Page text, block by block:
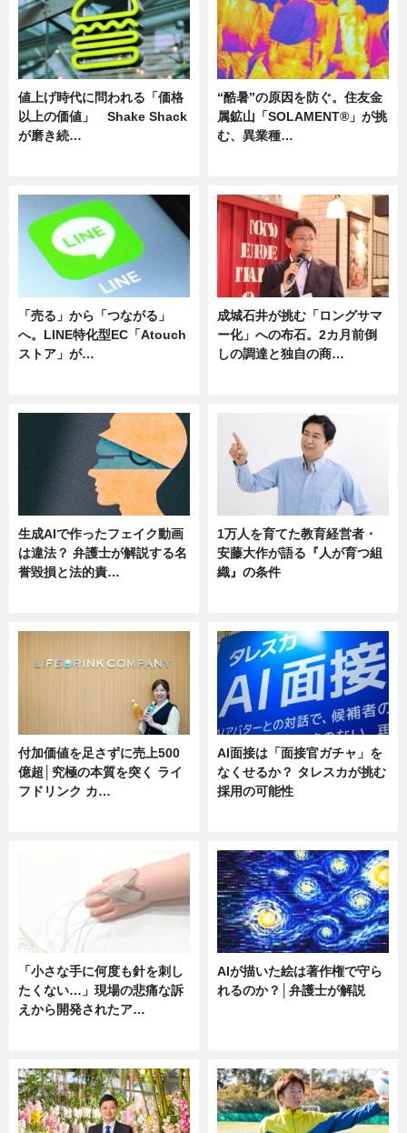
値上げ時代に問われる「価格
以上の価値」 Shake Shack
が磨き続…
“酷暑”の原因を防ぐ。住友金
属鉱山「SOLAMENT®」が挑
む、異業種…
「売る」から「つながる」
へ。LINE特化型EC「Atouch
ストア」が…
成城石井が挑む「ロングサマ
ー化」への布石。2カ月前倒
しの調達と独自の商…
生成AIで作ったフェイク動画
は違法？ 弁護士が解説する名
誉毀損と法的責…
1万人を育てた教育経営者・
安藤大作が語る『人が育つ組
織』の条件
付加価値を足さずに売上500
億超│究極の本質を突く ライ
フドリンク カ…
AI面接は「面接官ガチャ」を
なくせるか？ タレスカが挑む
採用の可能性
「小さな手に何度も針を刺し
たくない…」現場の悲痛な訴
えから開発されたア…
AIが描いた絵は著作権で守ら
れるのか？│弁護士が解説